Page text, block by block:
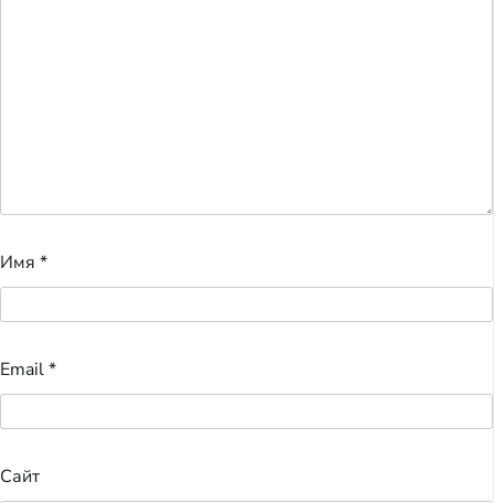
Имя *
Email*
Сайт